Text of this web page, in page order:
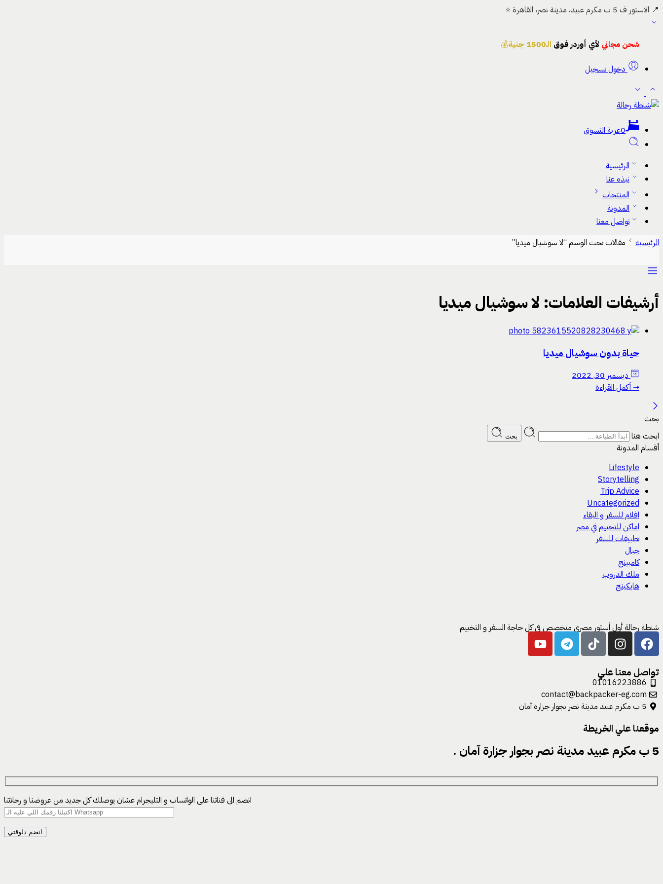
📍 الاستور ف 5 ب مكرم عبيد، مدينة نصر، القاهرة ⭐
شحن مجاني لأي أوردر فوق الـ1500 جنية 💰
دخول تسجيل
0عربة التسوق
الرئيسية
نبذه عنا
المنتجات
المدونة
تواصل معنا
الرئيسية
مقالات تحت الوسم “لا سوشيال ميديا”
أرشيفات العلامات: لا سوشيال ميديا
حياة بدون سوشيال ميديا
ديسمبر 30, 2022
➞ أكمل القراءة
بحث
ابحث هنا
بحث
أقسام المدونة
Lifestyle
Storytelling
Trip Advice
Uncategorized
افلام للسفر و البقاء
اماكن للتخييم في مصر
تطبيقات للسفر
جبال
كامبينج
ملك الدروب
هايكينج
شنطة رحالة أول أستور مصري متخصص في كل حاجة السفر و التخييم
تواصل معنا علي
01016223886
contact@backpacker-eg.com
5 ب مكرم عبيد مدينة نصر بجوار جزارة آمان
موقعنا علي الخريطة
5 ب مكرم عبيد مدينة نصر بجوار جزارة آمان .
انضم الى قناتنا على الواتساب و التليجرام عشان يوصلك كل جديد من عروضنا و رحلاتنا